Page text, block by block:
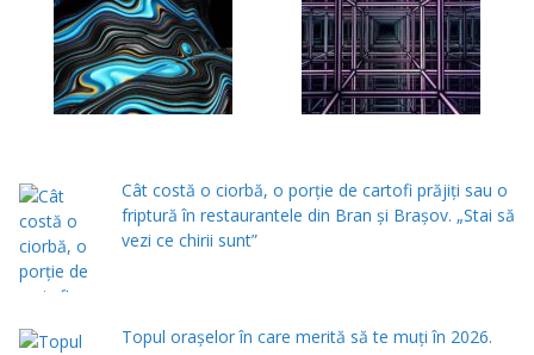
Cât costă o ciorbă, o porţie de cartofi prăjiţi sau o
friptură în restaurantele din Bran şi Braşov. „Stai să
vezi ce chirii sunt”
Topul orașelor în care merită să te muți în 2026.